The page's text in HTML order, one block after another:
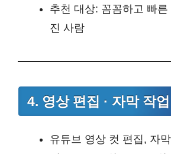
추천 대상: 꼼꼼하고 빠
진 사람
4. 영상 편집 · 자막 작업
유튜브 영상 컷 편집, 자